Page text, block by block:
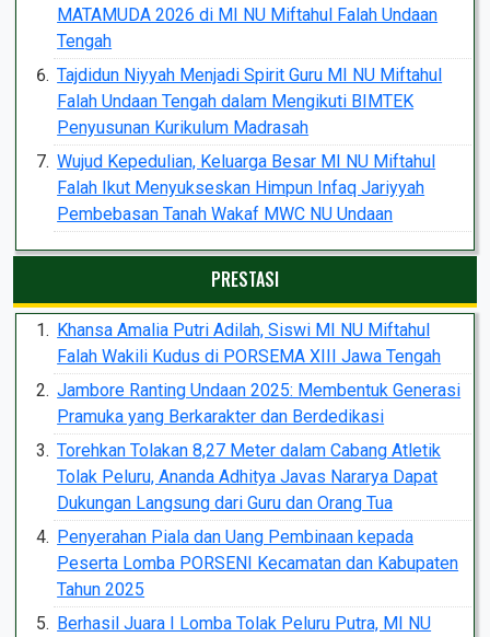
MATAMUDA 2026 di MI NU Miftahul Falah Undaan
Tengah
Tajdidun Niyyah Menjadi Spirit Guru MI NU Miftahul
Falah Undaan Tengah dalam Mengikuti BIMTEK
Penyusunan Kurikulum Madrasah
Wujud Kepedulian, Keluarga Besar MI NU Miftahul
Falah Ikut Menyukseskan Himpun Infaq Jariyyah
Pembebasan Tanah Wakaf MWC NU Undaan
PRESTASI
Khansa Amalia Putri Adilah, Siswi MI NU Miftahul
Falah Wakili Kudus di PORSEMA XIII Jawa Tengah
Jambore Ranting Undaan 2025: Membentuk Generasi
Pramuka yang Berkarakter dan Berdedikasi
Torehkan Tolakan 8,27 Meter dalam Cabang Atletik
Tolak Peluru, Ananda Adhitya Javas Nararya Dapat
Dukungan Langsung dari Guru dan Orang Tua
Penyerahan Piala dan Uang Pembinaan kepada
Peserta Lomba PORSENI Kecamatan dan Kabupaten
Tahun 2025
Berhasil Juara I Lomba Tolak Peluru Putra, MI NU